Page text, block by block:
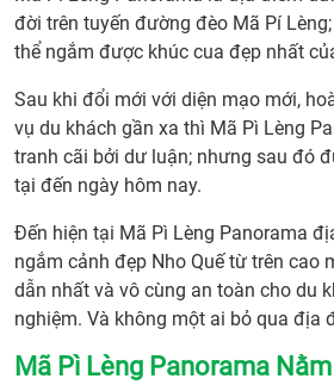
đời trên tuyến đường đèo Mã Pí
thể ngắm được khúc cua đẹp nhất
Sau khi đổi mới với diện mạo mới,
vụ du khách gần xa thì Mã Pì Lèng
tranh cãi bởi dư luận; nhưng sau đó
tại đến ngày hôm nay.
Đến hiện tại Mã Pì Lèng Panorama
ngắm cảnh đẹp Nho Quế từ trên cao
dẫn nhất và vô cùng an toàn cho du
nghiệm. Và không một ai bỏ qua địa
Mã Pì Lèng Panorama